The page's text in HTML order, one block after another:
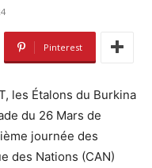
Pinterest
les Étalons du Burkina
du 26 Mars de
journée des
des Nations (CAN)